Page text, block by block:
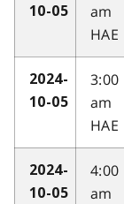
10-05
am
HAE
2024-
10-05
3:00
am
HAE
2024-
10-05
4:00
am